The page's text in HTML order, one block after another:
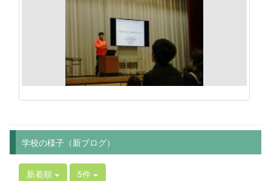
学校の様子（新ブログ）
新着順 5件